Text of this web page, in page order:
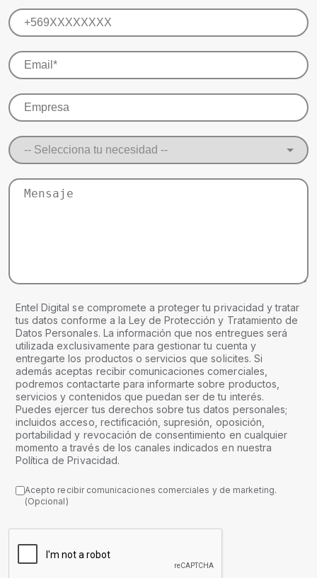
Entel Digital se compromete a proteger tu privacidad y tratar
tus datos conforme a la Ley de Protección y Tratamiento de
Datos Personales. La información que nos entregues será
utilizada exclusivamente para gestionar tu cuenta y
entregarte los productos o servicios que solicites. Si
además aceptas recibir comunicaciones comerciales,
podremos contactarte para informarte sobre productos,
servicios y contenidos que puedan ser de tu interés.
Puedes ejercer tus derechos sobre tus datos personales;
incluidos acceso, rectificación, supresión, oposición,
portabilidad y revocación de consentimiento en cualquier
momento a través de los canales indicados en nuestra
Política de Privacidad.
Acepto recibir comunicaciones comerciales y de marketing.
(Opcional)